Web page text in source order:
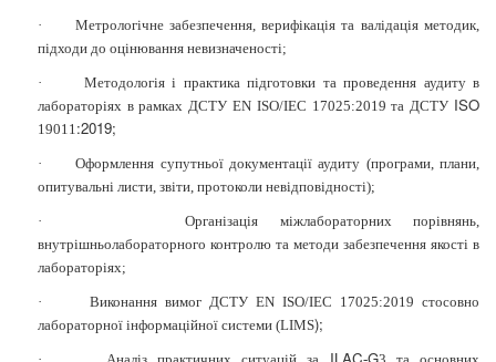
·
Метрологічне забезпечення, верифікація та валідація методик,
підходи до оцінювання невизначеності;
· Методологія і практика підготовки та проведення аудиту в
лабораторіях в рамках ДСТУ EN ISO/IEC 17025:2019 та ДСТУ ISO
19011:2019;
·
Оформлення супутньої документації аудиту (програми, плани,
опитувальні листи, звіти, протоколи невідповідності);
·
Організація міжлабораторних порівнянь,
внутрішньолабораторного контролю та методи забезпечення якості в
лабораторіях;
·
Виконання вимог ДСТУ EN ISO/IEC 17025:2019 стосовно
лабораторної інформаційної системи (LIMS);